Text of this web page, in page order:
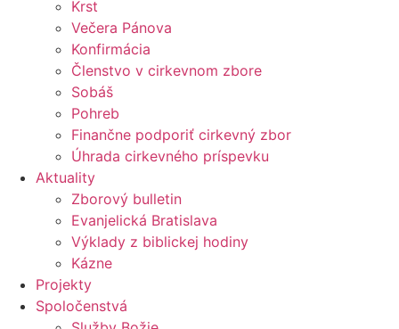
Krst
Večera Pánova
Konfirmácia
Členstvo v cirkevnom zbore
Sobáš
Pohreb
Finančne podporiť cirkevný zbor
Úhrada cirkevného príspevku
Aktuality
Zborový bulletin
Evanjelická Bratislava
Výklady z biblickej hodiny
Kázne
Projekty
Spoločenstvá